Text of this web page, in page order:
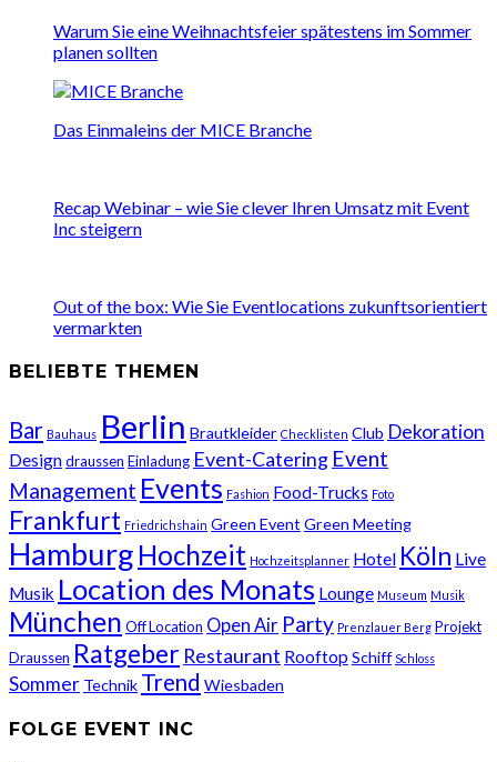
Warum Sie eine Weihnachtsfeier spätestens im Sommer
planen sollten
Das Einmaleins der MICE Branche
Recap Webinar – wie Sie clever Ihren Umsatz mit Event
Inc steigern
Out of the box: Wie Sie Eventlocations zukunftsorientiert
vermarkten
BELIEBTE THEMEN
Bar Bauhaus Berlin Brautkleider Checklisten Club Dekoration
Designdraussen Einladung Event-Catering Event
Management Events Fashion Food-Trucks Foto
Frankfurt Friedrichshain Green EventGreen Meeting
Hamburg Hochzeit Hochzeitsplanner Hotel Köln Live
Musik Location des Monats Lounge Museum Musik
München Off Location Open Air Party Prenzlauer Berg Projekt
Draussen Ratgeber Restaurant Rooftop Schiff Schloss
Sommer Technik Trend Wiesbaden
FOLGE EVENT INC